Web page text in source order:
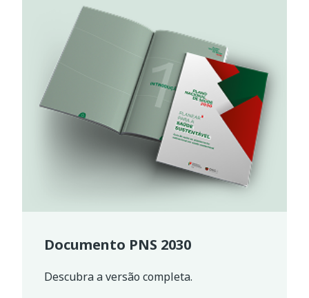
Documento PNS 2030
Descubra a versão completa.